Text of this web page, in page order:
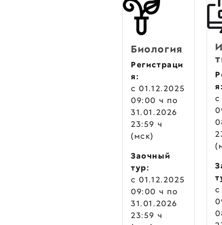
Биология
Регистраци
я:
c 01.12.2025
09:00 ч по
31.01.2026
23:59 ч
(мск)
Заочный
тур:
c 01.12.2025
09:00 ч по
31.01.2026
23:59 ч
c
c